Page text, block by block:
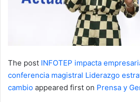
The post INFOTEP impacta
conferencia magistral Liderazgo
cambio appeared first on Prensa y